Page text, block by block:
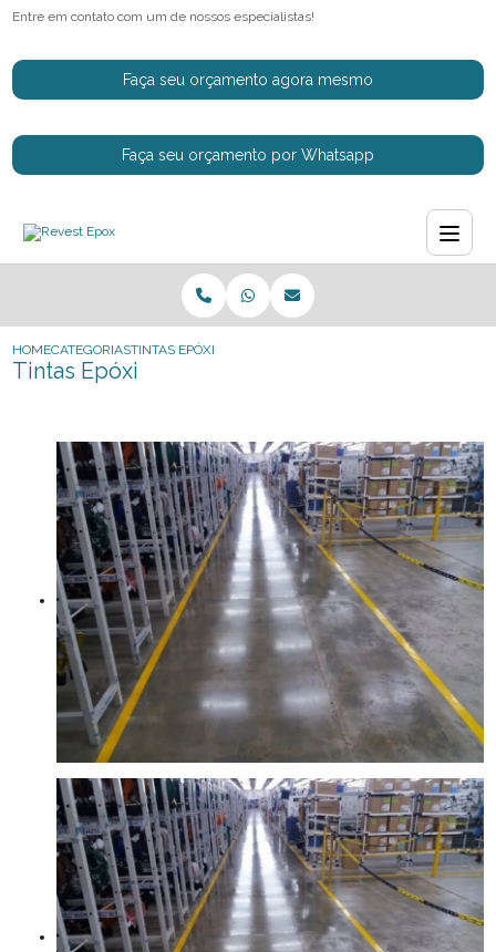
Entre em contato com um de nossos especialistas!
Faça seu orçamento agora mesmo
Faça seu orçamento por Whatsapp
HOMECATEGORIASTINTAS EPÓXI
Tintas Epóxi